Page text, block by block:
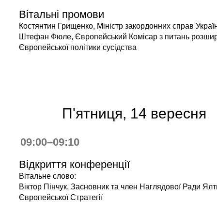
Вітальні промови
Костянтин Грищенко, Міністр закордонних справ
Штефан Фюле, Європейський Комісар з питань
Європейської політики сусідства
П'ятниця, 14 вересня
09:00–09:10
Відкриття конференції
Вітальне слово:
Віктор Пінчук, Засновник та член Наглядової Ради
Європейської Стратегії